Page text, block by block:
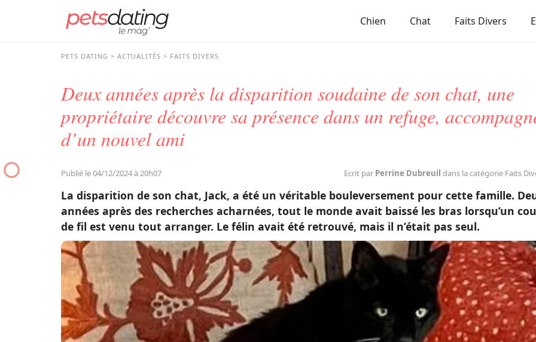
Chien Chat Faits Divers
PETS DATING ACTUALITÉS FAITS DIVERS
Deux années après la disparition soudaine de son chat, une
propriétaire découvre sa présence dans un refuge,
d’un nouvel ami
Publié le 04/12/2024 à 20h07 Ecrit par Perrine Dubreuil dans la catégorie Faits
La disparition de son chat, Jack, a été un véritable bouleversement pour cette famille.
années après des recherches acharnées, tout le monde avait baissé les bras lorsqu’un
de fil est venu tout arranger. Le félin avait été retrouvé, mais il n’était pas seul.